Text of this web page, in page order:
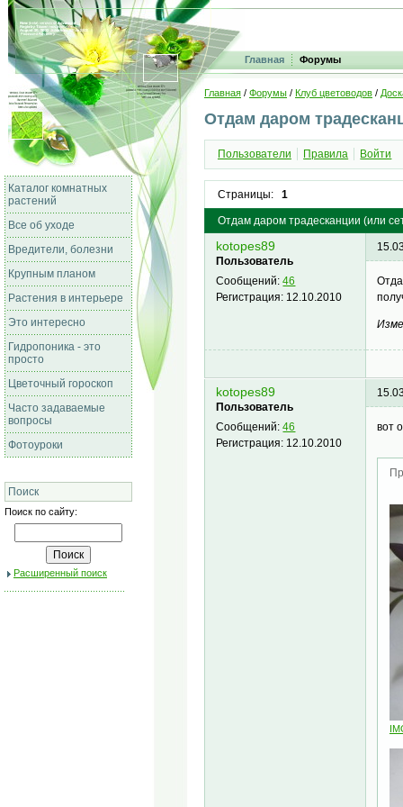
Главная Форумы
Каталог комнатных
растений
Все об уходе
Вредители, болезни
Крупным планом
Растения в интерьере
Это интересно
Гидропоника - это
просто
Цветочный гороскоп
Часто задаваемые
вопросы
Фотоуроки
Поиск
Поиск по сайту:
Расширенный поиск
Главная / Форумы / Клуб цветоводов /
Отдам даром
Пользователи Правила Войти
Страницы: 1
Отдам даром традесканции (или
kotopes89
Пользователь
Сообщений:46
Регистрация: 12.10.2010
kotopes89
Пользователь
Сообщений:46
Регистрация: 12.10.2010
вот